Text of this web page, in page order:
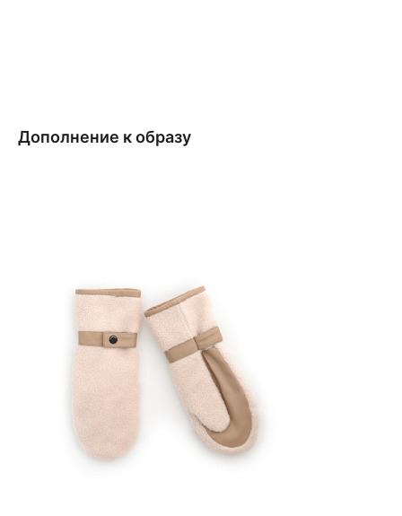
Дополнение к образу